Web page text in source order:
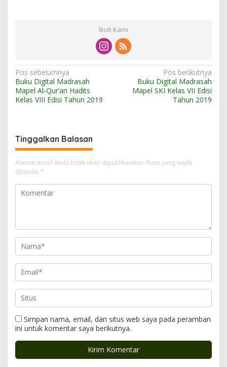
Ikuti Kami
N
a
v
g
a
s
i
p
Pos sebelumnya
Buku Digital Madrasah
Mapel Al-Qur’an Hadits
Kelas VIII Edisi Tahun 2019
Pos berikutnya
Buku Digital Madrasah
Mapel SKI Kelas VII Edisi
Tahun 2019
Tinggalkan Balasan
Alamat email Anda tidak akan dipublikasikan. Ruas yang wajib
ditandai *
Simpan nama, email, dan situs web saya pada peramban
ini untuk komentar saya berikutnya.